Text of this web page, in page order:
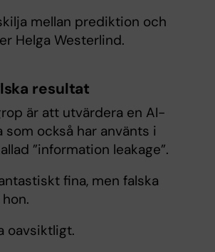
mellan prediktion och
Helga Westerlind.
resultat
är att utvärdera en AI-
som också har använts i
”information leakage”.
fina, men falska
oavsiktligt.